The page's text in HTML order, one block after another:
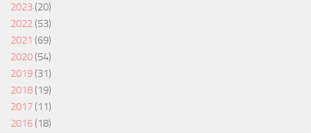
2023 (20)
2022 (53)
2021 (69)
2020 (54)
2019 (31)
2018 (19)
2017 (11)
2016 (18)